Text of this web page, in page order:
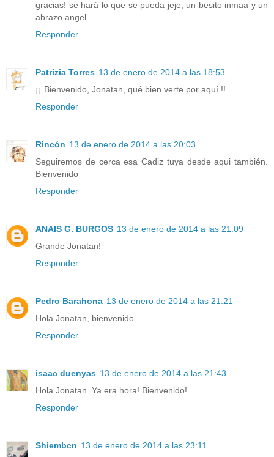
gracias! se hará lo que se pueda jeje, un besito inmaa y un
abrazo angel
Responder
Patrizia Torres 13 de enero de 2014 a las 18:53
¡¡ Bienvenido, Jonatan, qué bien verte por aquí !!
Responder
Rincón 13 de enero de 2014 a las 20:03
Seguiremos de cerca esa Cadiz tuya desde aqui también.
Bienvenido
Responder
ANAIS G. BURGOS 13 de enero de 2014 a las 21:09
Grande Jonatan!
Responder
Pedro Barahona 13 de enero de 2014 a las 21:21
Hola Jonatan, bienvenido.
Responder
isaac duenyas 13 de enero de 2014 a las 21:43
Hola Jonatan. Ya era hora! Bienvenido!
Responder
Shiembcn 13 de enero de 2014 a las 23:11